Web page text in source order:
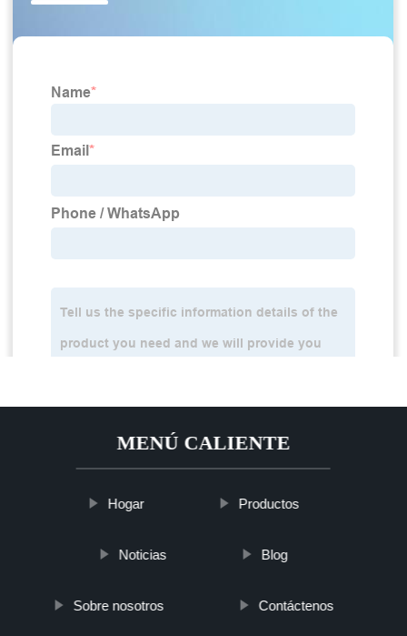
MENÚ CALIENTE
Hogar Productos
Noticias Blog
Sobre nosotros Contáctenos